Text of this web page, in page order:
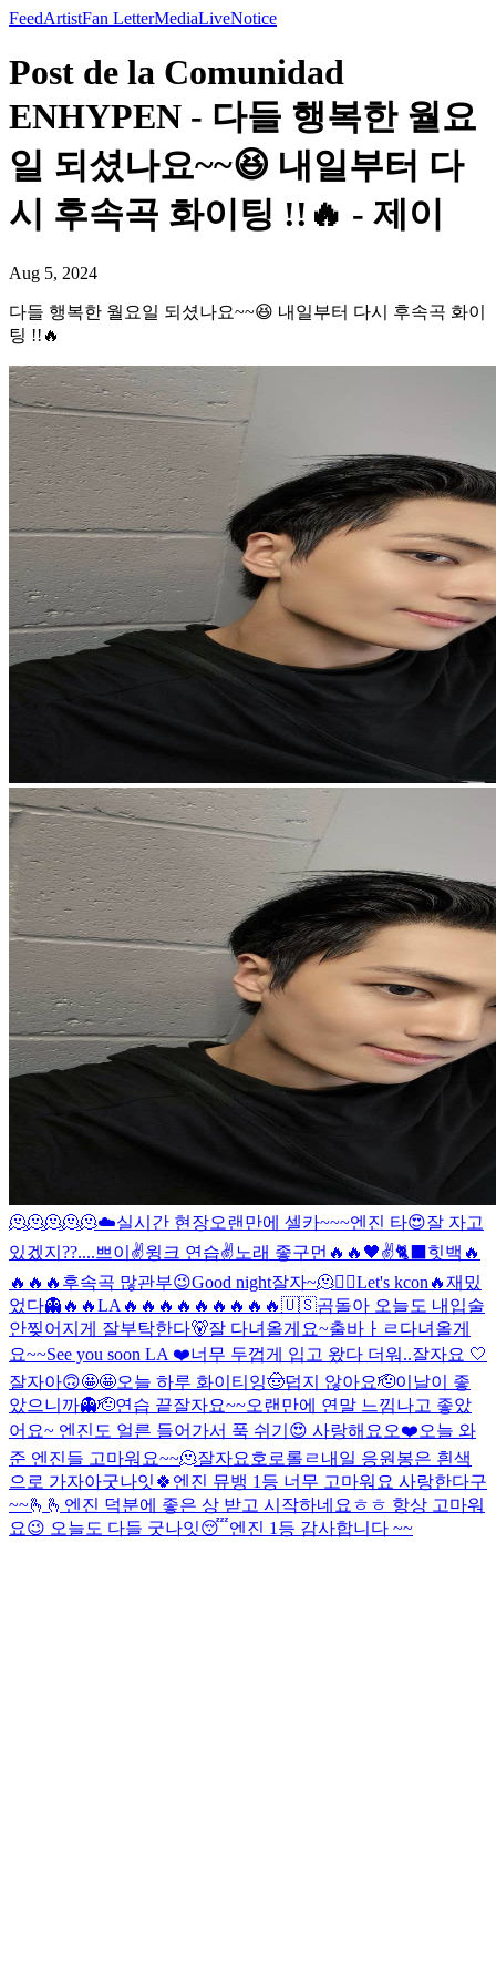
FeedArtistFan LetterMediaLiveNotice
Post de la Comunidad
ENHYPEN - 다들 행복한 월요
일 되셨나요~~😆 내일부터 다
시 후속곡 화이팅 !!🔥 - 제이
Aug 5, 2024
다들 행복한 월요일 되셨나요~~😆 내일부터 다시 후속곡 화이
팅 !!🔥
🫠🫠🫠🫠🫠☁️실시간 현장오랜만에 셀카~~~엔진 타😍잘 자고
있겠지??....쁘이✌️윙크 연습✌️노래 좋구먼🔥🔥 🖤✌️🐈‍⬛ 힛백🔥
🔥🔥🔥 후속곡 많관부😉Good night잘자~🫠❤️‍🔥Let's kcon🔥재밌
었다👻 🔥🔥LA🔥🔥🔥🔥🔥🔥🔥🔥🔥🇺🇸곰돌아 오늘도 내입술
안찢어지게 잘부탁한다🐻잘 다녀올게요~출바ㅏㄹ 다녀올게
요~~See you soon LA ❤️너무 두껍게 입고 왔다 더워..잘자요 🤍
잘자아🙃🤩🤩오늘 하루 화이티잉🤠덥지 않아요🫡이날이 좋
았으니까👻🫡연습 끝잘자요~~오랜만에 연말 느낌나고 좋았
어요~ 엔진도 얼른 들어가서 푹 쉬기😍 사랑해요오❤️오늘 와
준 엔진들 고마워요~~🫠잘자요호로롤ㄹ 내일 응원봉은 흰색
으로 가자아굿나잇🍀 엔진 뮤뱅 1등 너무 고마워요 사랑한다구
~~🫰🫰 엔진 덕분에 좋은 상 받고 시작하네요ㅎㅎ 항상 고마워
요😉 오늘도 다들 굿나잇😴엔진 1등 감사합니다 ~~